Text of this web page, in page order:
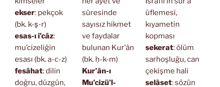
ekser: pekçok
(bk. k-s̱-r)
esas-ı i’câz:
mu’cizeliğin
esası (bk. a-c-z)
fesâhat: dilin
doğru, düzgün,
sûresinde
sayısız hikmet
ve faydalar
bulunan Kur’ân
(bk. ḥ-k-m)
Kur’ân-ı
Mu’cizü’l-
üflemesi,
kıyametin
kopması
sekerat: ölüm
sarhoşluğu, can
çekişme hali
selâset: sözün